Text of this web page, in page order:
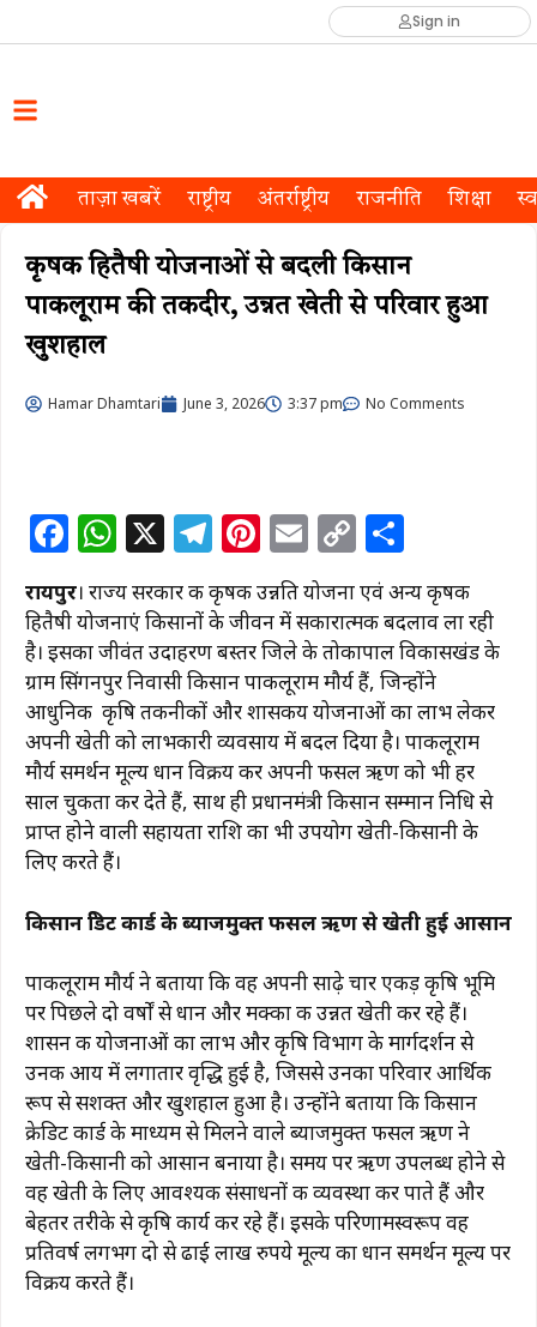
Sign in
ताज़ा खबरें राष्ट्रीय अंतर्राष्ट्रीय राजनीति शिक्षा
कृषक हितैषी योजनाओं से बदली किसान
पाकलूराम की तकदीर, उन्नत खेती से परिवार हुआ
खुशहाल
Hamar Dhamtari June 3, 2026 3:37 pm No Comments
F
c
e
b
o
o
k
W
at
s
A
p
p
X T
e
g
ra
m
Pi
n
te
re
st
E
m
ai
l
C
o
p
y
Li
n
k
ar
e
रायपुर। राज्य सरकार की कृषक उन्नति योजना एवं अन्य कृषक
हितैषी योजनाएं किसानों के जीवन में सकारात्मक बदलाव ला रही
है। इसका जीवंत उदाहरण बस्तर जिले के तोकापाल विकासखंड के
ग्राम सिंगनपुर निवासी किसान पाकलूराम मौर्य हैं, जिन्होंने
आधुनिक कृषि तकनीकों और शासकीय योजनाओं का लाभ लेकर
अपनी खेती को लाभकारी व्यवसाय में बदल दिया है। पाकलूराम
मौर्य समर्थन मूल्य धान विक्रय कर अपनी फसल ऋण को भी हर
साल चुकता कर देते हैं, साथ ही प्रधानमंत्री किसान सम्मान निधि से
प्राप्त होने वाली सहायता राशि का भी उपयोग खेती-किसानी के
लिए करते हैं।
किसान क्रेडिट कार्ड के ब्याजमुक्त फसल ऋण से खेती हुई आसान
पाकलूराम मौर्य ने बताया कि वह अपनी साढ़े चार एकड़ कृषि भूमि
पर पिछले दो वर्षों से धान और मक्का की उन्नत खेती कर रहे हैं।
शासन की योजनाओं का लाभ और कृषि विभाग के मार्गदर्शन से
उनकी आय में लगातार वृद्धि हुई है, जिससे उनका परिवार आर्थिक
रूप से सशक्त और खुशहाल हुआ है। उन्होंने बताया कि किसान
क्रेडिट कार्ड के माध्यम से मिलने वाले ब्याजमुक्त फसल ऋण ने
खेती-किसानी को आसान बनाया है। समय पर ऋण उपलब्ध होने से
वह खेती के लिए आवश्यक संसाधनों की व्यवस्था कर पाते हैं और
बेहतर तरीके से कृषि कार्य कर रहे हैं। इसके परिणामस्वरूप वह
प्रतिवर्ष लगभग दो से ढाई लाख रुपये मूल्य का धान समर्थन मूल्य पर
विक्रय करते हैं।